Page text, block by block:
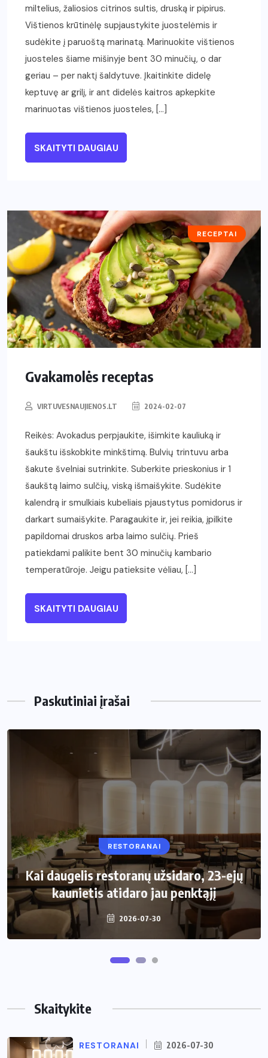
miltelius, žaliosios citrinos sultis, druską ir pipirus.
Vištienos krūtinėlę supjaustykite juostelėmis ir
sudėkite į paruoštą marinatą. Marinuokite vištienos
juosteles šiame mišinyje bent 30 minučių, o dar
geriau – per naktį šaldytuve. Įkaitinkite didelę
keptuvę ar grilį, ir ant didelės kaitros apkepkite
marinuotas vištienos juosteles, […]
SKAITYTI DAUGIAU
RECEPTAI
Gvakamolės receptas
VIRTUVESNAUJIENOS.LT 2024-02-07
Reikės: Avokadus perpjaukite, išimkite kauliuką ir
šaukštu išskobkite minkštimą. Bulvių trintuvu arba
šakute švelniai sutrinkite. Suberkite prieskonius ir 1
šaukštą laimo sulčių, viską išmaišykite. Sudėkite
kalendrą ir smulkiais kubeliais pjaustytus pomidorus ir
darkart sumaišykite. Paragaukite ir, jei reikia, įpilkite
papildomai druskos arba laimo sulčių. Prieš
patiekdami palikite bent 30 minučių kambario
temperatūroje. Jeigu patieksite vėliau, […]
SKAITYTI DAUGIAU
Paskutiniai įrašai
RESTORANAI
Kai daugelis restoranų užsidaro, 23-ejų
kaunietis atidaro jau penktąjį
2026-07-30
VIRTUVĖ
Kaip pasirinkti šiukšliadėžę mažai
virtuvei?
2026-06-25
Skaitykite
RESTORANAI 2026-07-30